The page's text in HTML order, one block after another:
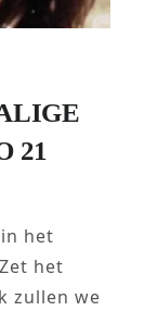
21
het
het
zullen we